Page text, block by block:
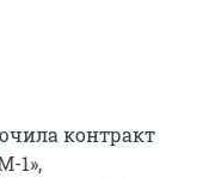
контракт
1»,